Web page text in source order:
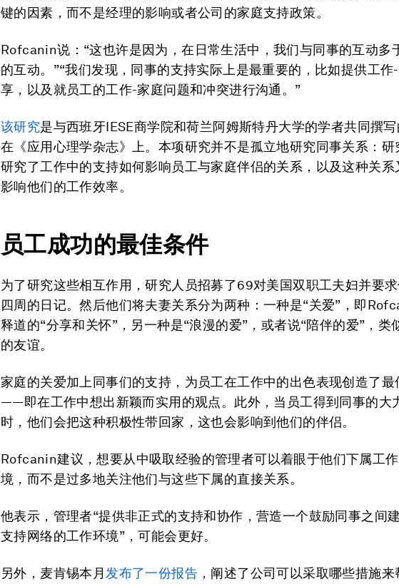
键的因素，而不是经理的影响或者公司的家庭支持政策。
Rofcanin说：“这也许是因为，在日常生活中，我们与同事的互动多
的互动。”“我们发现，同事的支持实际上是最重要的，比如提供工作
享，以及就员工的工作-家庭问题和冲突进行沟通。”
该研究是与西班牙IESE商学院和荷兰阿姆斯特丹大学的学者共同撰
在《应用心理学杂志》上。本项研究并不是孤立地研究同事关系：研
研究了工作中的支持如何影响员工与家庭伴侣的关系，以及这种关系
影响他们的工作效率。
员工成功的最佳条件
为了研究这些相互作用，研究人员招募了69对美国双职工夫妇并要
四周的日记。然后他们将夫妻关系分为两种：一种是“关爱”，即
释道的“分享和关怀”，另一种是“浪漫的爱”，或者说“陪伴的爱”，类
的友谊。
家庭的关爱加上同事们的支持，为员工在工作中的出色表现创造了最
——即在工作中想出新颖而实用的观点。此外，当员工得到同事的大
时，他们会把这种积极性带回家，这也会影响到他们的伴侣。
Rofcanin建议，想要从中吸取经验的管理者可以着眼于他们下属工
境，而不是过多地关注他们与这些下属的直接关系。
他表示，管理者“提供非正式的支持和协作，营造一个鼓励同事之间
支持网络的工作环境”，可能会更好。
另外，麦肯锡本月 发布了一份报告 ，阐述了公司可以采取哪些措施